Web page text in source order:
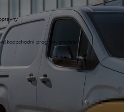
program prodeje